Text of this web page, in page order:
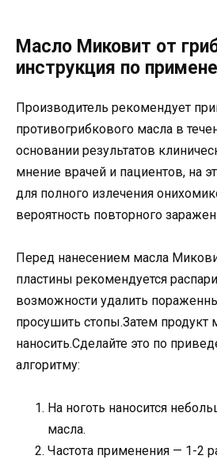
Масло Миковит от
инструкция по
Производитель рекомендует
противогрибкового масла в
основании результатов
мнение врачей и пациентов, на
для полного излечения
вероятность повторного
Перед нанесением масла
пластины рекомендуется
возможности удалить
просушить стопы.Затем продукт
наносить.Сделайте это по
алгоритму:
На ноготь наносится
масла.
Частота применения — 1-2